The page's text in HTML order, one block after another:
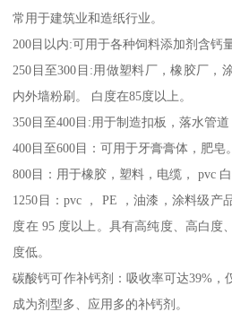
常用于建筑业和造纸行业。
200目以内:可用于各种饲料添加剂含钙
250目至300目:用做塑料厂，橡胶厂，
内外墙粉刷。 白度在85度以上。
350目至400目:用于制造扣板，落水管
400目至600目：可用于牙膏膏体，肥皂
800目：用于橡胶，塑料，电缆， pvc
1250目：pvc ， PE ，油漆，涂料级产
度在 95 度以上。具有高纯度、高白度
度低。
碳酸钙可作补钙剂：吸收率可达39%，
成为剂型多、应用多的补钙剂。